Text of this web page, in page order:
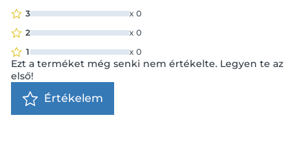
3
x 0
2
x 0
1
x 0
Ezt a terméket még senki nem értékelte. Legyen te az
első!
Értékelem